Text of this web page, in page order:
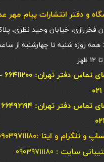
و دفتر انتشارات پيام مهر
خیابان وحید نظری، پلاک ۸۸، ط.
تلگرام و ایتا :۰۹۰۳۹۷۱۱۱۸۰
سایت : ۰۹۰۳۹۷۱۱۱۸۰